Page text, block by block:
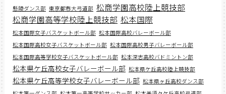
懸陵ダンス部 東京都市大弓道部 松商学園高校陸上競技部
松商学園高等学校陸上競技部 松本国際
松本国際女子バスケットボール部 松本国際高校バレーボール部
松本国際高校女子バスケットボール部 松本国際高校男子バレーボール部
松本国際高等学校女子バスケットボール部 松本深志高校バドミントン部
松本県ケ丘高校女子バレーボール部 松本県ケ丘高校陸上競技部
松本県ケ丘高等学校女子バレーボール部 松本県ヶ丘高校ダンス部